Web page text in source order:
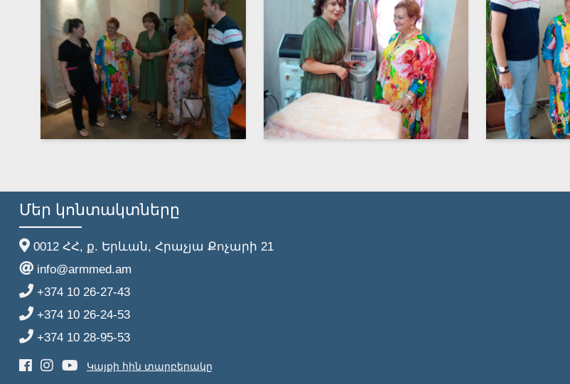
Մեր կոնտակտները
0012 ՀՀ, ք. Երևան, Հրաչյա Քոչարի 21
info@armmed.am
+374 10 26-27-43
+374 10 26-24-53
+374 10 28-95-53
Կայքի հին տարբերակը